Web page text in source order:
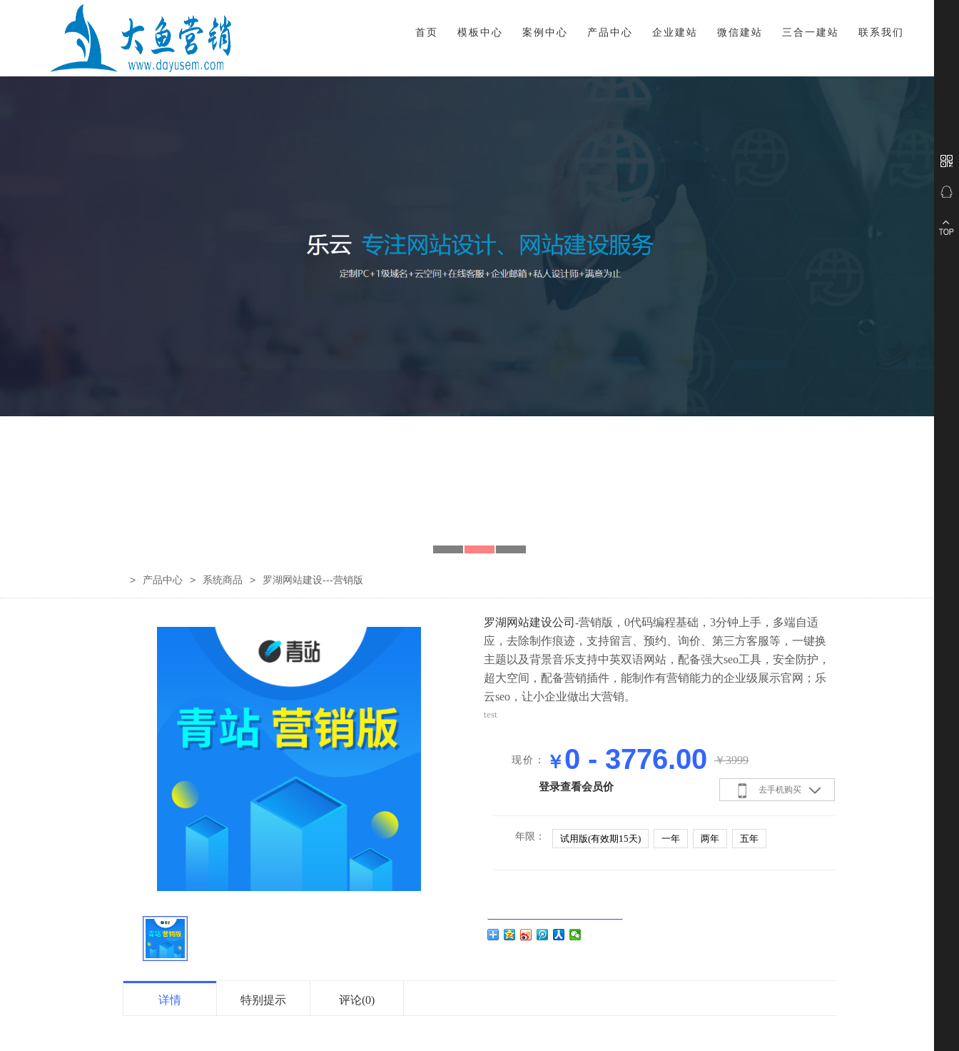
首页 模板中心 案例中心 产品中心 企业建站 微信建站 三合一建站 联系我们
> 产品中心 > 系统商品 > 罗湖网站建设---营销版
罗湖网站建设公司 -营销版，0代码编程基础，3分钟上手，多端自适
应，去除制作痕迹，支持留言、预约、询价、第三方客服等，一键换
主题以及背景音乐支持中英双语网站，配备强大seo工具，安全防护，
超大空间，配备营销插件，能制作有营销能力的企业级展示官网；乐
云seo，让小企业做出大营销。
test
现价： ￥0 - 3776.00 ￥3999
登录查看会员价 去手机购买
年限 ： 试用版(有效期15天) 一年 两年 五年
详情 特别提示 评论(0)